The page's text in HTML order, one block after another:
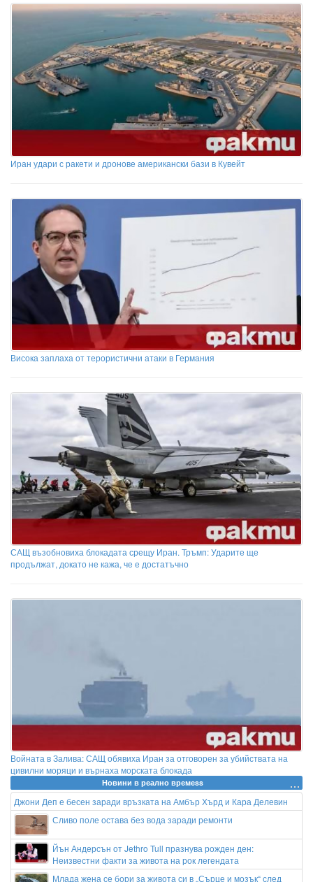
Иран удари с ракети и дронове американски бази в Кувейт
Висока заплаха от терористични атаки в Германия
САЩ възобновиха блокадата срещу Иран. Тръмп: Ударите ще
продължат, докато не кажа, че е достатъчно
Войната в Залива: САЩ обявиха Иран за отговорен за убийствата на
цивилни моряци и върнаха морската блокада
Новини в реално времеss
Джони Деп е бесен заради връзката на Амбър Хърд и Кара Делевин
Сливо поле остава без вода заради ремонти
Йън Андерсън от Jethro Tull празнува рожден ден:
Неизвестни факти за живота на рок легендата
Млада жена се бори за живота си в „Сърце и мозък“ след